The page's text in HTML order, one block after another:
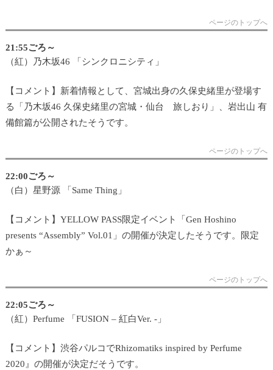
ページのトップへ
21:55ごろ～
（紅）乃木坂46 「シンクロニシティ」
【コメント】新着情報として、宮城出身の久保史緒里が登場す
る「乃木坂46 久保史緒里の宮城・仙台 旅しおり」、岩出山 有
備館篇が公開されたそうです。
ページのトップへ
22:00ごろ～
（白）星野源 「Same Thing」
【コメント】YELLOW PASS限定イベント「Gen Hoshino
presents “Assembly” Vol.01」の開催が決定したそうです。限定
かぁ～
ページのトップへ
22:05ごろ～
（紅）Perfume 「FUSION – 紅白Ver. -」
【コメント】渋谷パルコでRhizomatiks inspired by Perfume
2020』の開催が決定だそうです。